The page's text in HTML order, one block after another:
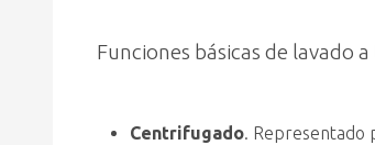
Funciones básicas de lavado
Centrifugado. Representado